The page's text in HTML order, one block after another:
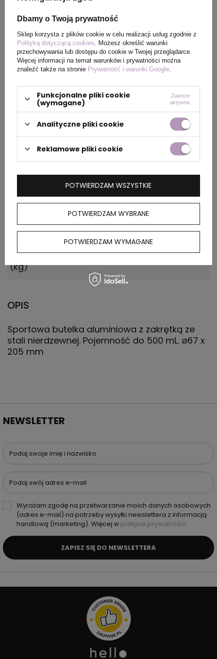
Wymiary
produktu
ø67 x 255 mm
Kolor biały
PAKOWANIE
Wymiary
kartonu
zewnętrznego
(m)
0.36x0.36x0.425
kartonie
wewnętrznym
1
Waga
zewnętrznego
(kg)
5.750
OPIS
Sportowa butelka aluminiowa z zakrętką ze
stali nierdzewnej. Pojemność do 500 mL. ø67 x
205 mm
NEWSLETTER
Podaj swoje imię i nazwisko
Podaj swój adres e-mail
Wyrażam zgodę na przetwarzanie moich danych osobowych
(adres e-mail) na potrzeby wysyłki newslettera z informacją
handlową (marketing). Więcej w polityce prywatności.
ZAPISZ SIĘ DO NEWSLETTERA
Dbamy o Twoją prywatność
Sklep korzysta z plików cookie w celu realizacji usług zgodnie z
Polityką dotyczącą cookies . Możesz określić warunki
przechowywania lub dostępu do cookie w Twojej przeglądarce.
Więcej informacji na temat warunków i prywatności można
znaleźć także na stronie Prywatność i warunki Google
Funkcjonalne pliki cookie
(wymagane)
Zawsze
aktywne
Analityczne pliki cookie
Reklamowe pliki cookie
POTWIERDZAM WYBRANE
POTWIERDZAM WYMAGANE
POTWIERDZAM WSZYSTKIE